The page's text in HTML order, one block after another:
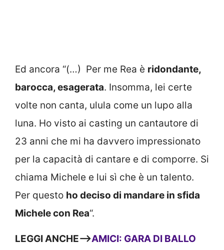
Ed ancora “(…) Per me Rea è ridondante,
barocca, esagerata. Insomma, lei certe
volte non canta, ulula come un lupo alla
luna. Ho visto ai casting un cantautore di
23 anni che mi ha davvero impressionato
per la capacità di cantare e di comporre. Si
chiama Michele e lui sì che è un talento.
Per questo ho deciso di mandare in sfida
Michele con Rea“.
LEGGI ANCHE—>AMICI: GARA DI BALLO